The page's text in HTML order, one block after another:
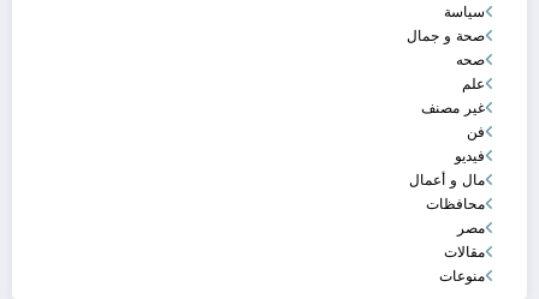
سياسة
صحة و جمال
صحه
علم
غير مصنف
فن
فيديو
مال و أعمال
محافظات
مصر
مقالات
منوعات